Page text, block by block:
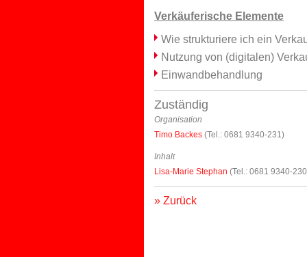
Verkäuferische Elemente
Wie strukturiere ich ein
Nutzung von (digitalen)
Einwandbehandlung
Zuständig
Organisation
Timo Backes (Tel.: 0681 9340-231)
Inhalt
Lisa-Marie Stephan (Tel.: 0681 9340-
» Zurück